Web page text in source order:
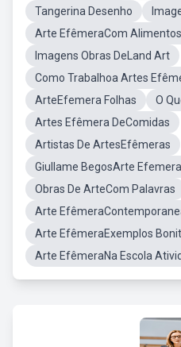
Tangerina Desenho
Arte EfêmeraCom Alimentos
Imagens Obras DeLand Art
Como Trabalhoa Artes
ArteEfemera Folhas
O
Artes Efêmera DeComidas
Artistas De ArtesEfêmeras
Giullame BegosArte Efemera
Obras De ArteCom Palavras
Arte
Arte EfêmeraExemplos
Arte EfêmeraNa Escola